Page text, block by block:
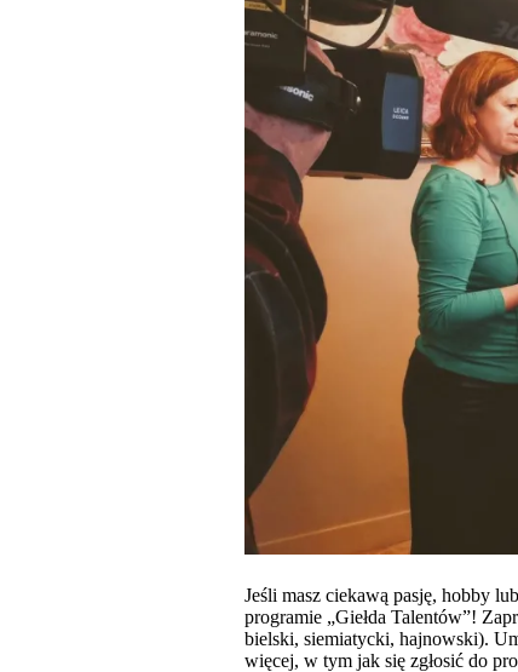
Jeśli masz ciekawą pasję, hobby
programie „Giełda Talentów”!
bielski, siemiatycki, hajnowski).
więcej, w tym jak się zgłosić do